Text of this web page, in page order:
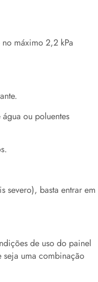
máximo 2,2 kPa
ou poluentes
severo), basta entrar em
de uso do painel
seja uma combinação